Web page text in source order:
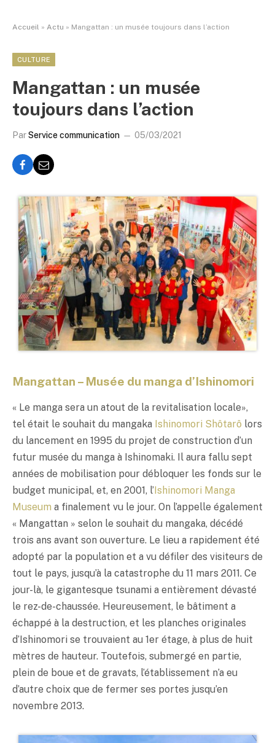
Accueil » Actu » Mangattan : un musée toujours dans l’action
CULTURE
Mangattan : un musée
toujours dans l’action
ParService communication 05/03/2021
Mangattan – Musée du manga d’Ishinomori
« Le manga sera un atout de la revitalisation locale»,
tel était le souhait du mangaka Ishinomori Shôtarô lors
du lancement en 1995 du projet de construction d’un
futur musée du manga à Ishinomaki. Il aura fallu sept
années de mobilisation pour débloquer les fonds sur le
budget municipal, et, en 2001, l’Ishinomori Manga
Museum a finalement vu le jour. On l’appelle également
« Mangattan » selon le souhait du mangaka, décédé
trois ans avant son ouverture. Le lieu a rapidement été
adopté par la population et a vu défiler des visiteurs de
tout le pays, jusqu’à la catastrophe du 11 mars 2011. Ce
jour-là, le gigantesque tsunami a entièrement dévasté
le rez-de-chaussée. Heureusement, le bâtiment a
échappé à la destruction, et les planches originales
d’Ishinomori se trouvaient au 1er étage, à plus de huit
mètres de hauteur. Toutefois, submergé en partie,
plein de boue et de gravats, l’établissement n’a eu
d’autre choix que de fermer ses portes jusqu’en
novembre 2013.